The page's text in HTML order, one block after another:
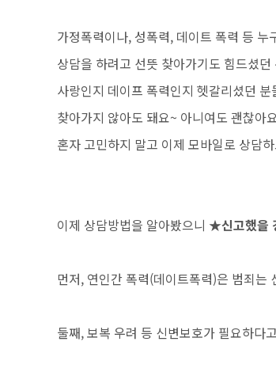
가정폭력이나, 성폭력, 데이트 폭력 등 누
상담을 하려고 선뜻 찾아가기도 힘드셨던
사랑인지 데이프 폭력인지 헷갈리셨던 분
찾아가지 않아도 돼요~ 아니여도 괜찮아
혼자 고민하지 말고 이제 모바일로 상담
이제 상담방법을 알아봤으니 ★신고했을
먼저, 연인간 폭력(데이트폭력)은 범죄
둘째, 보복 우려 등 신변보호가 필요하다